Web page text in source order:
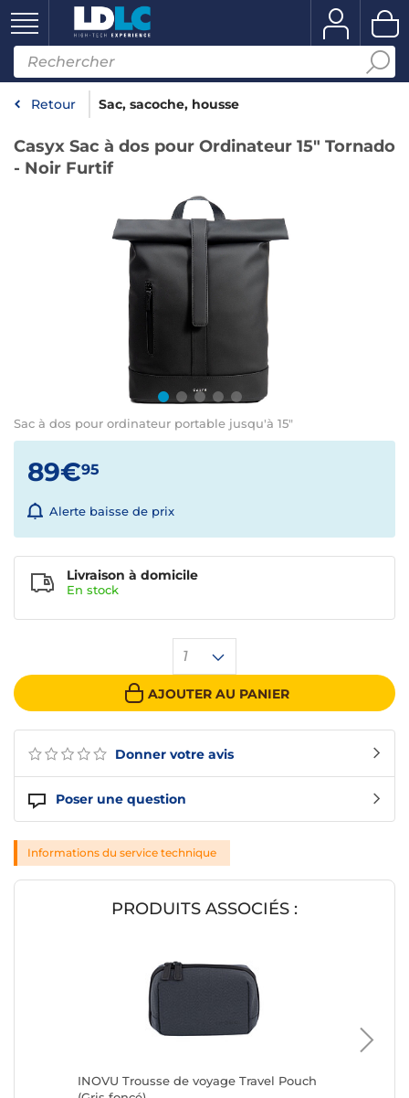
Retour Sac, sacoche, housse
Casyx Sac à dos pour Ordinateur 15" Tornado
- Noir Furtif
Sac à dos pour ordinateur portable jusqu'à 15"
Donner votre avis
Poser une question
89€95
Alerte baisse de prix
1
AJOUTER AU PANIER
Livraison à domicile
En stock
Informations du service technique
PRODUITS ASSOCIÉS :
INOVU Trousse de voyage Travel Pouch